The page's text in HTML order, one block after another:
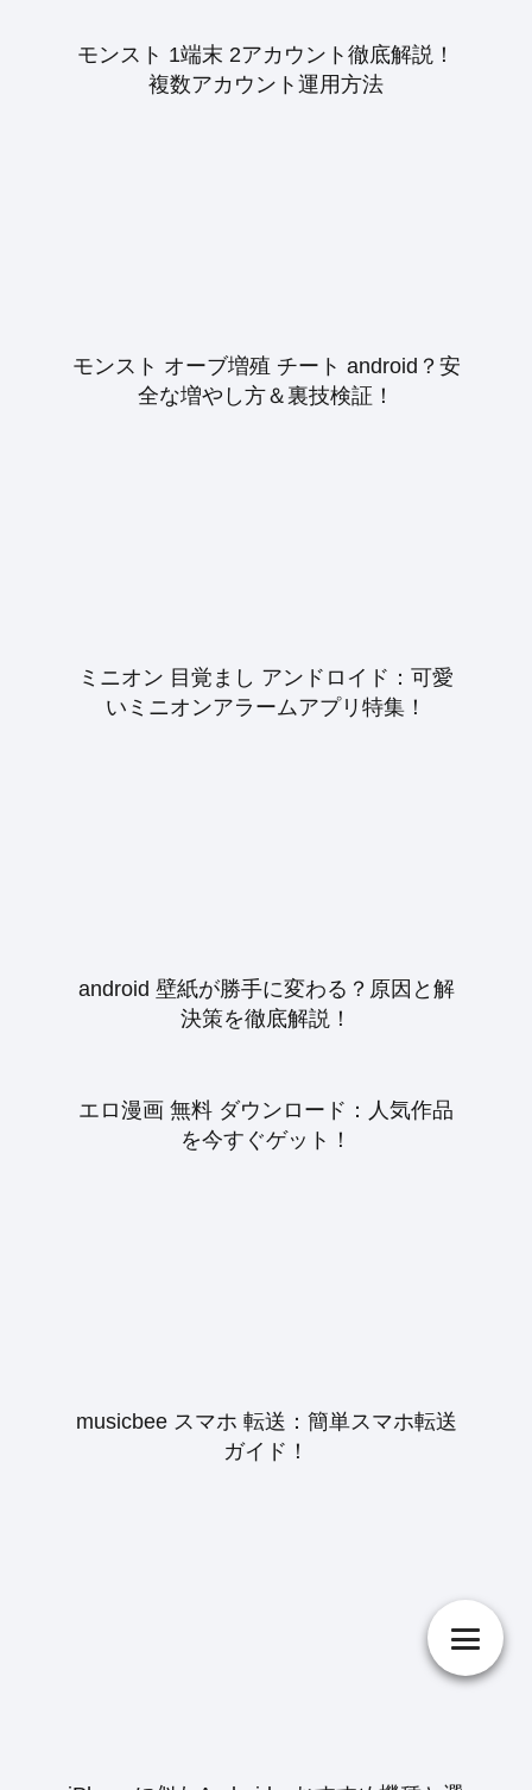
モンスト 1端末 2アカウント徹底解説！
複数アカウント運用方法
モンスト オーブ増殖 チート android？安
全な増やし方＆裏技検証！
ミニオン 目覚まし アンドロイド：可愛
いミニオンアラームアプリ特集！
android 壁紙が勝手に変わる？原因と解
決策を徹底解説！
エロ漫画 無料 ダウンロード：人気作品
を今すぐゲット！
musicbee スマホ 転送：簡単スマホ転送
ガイド！